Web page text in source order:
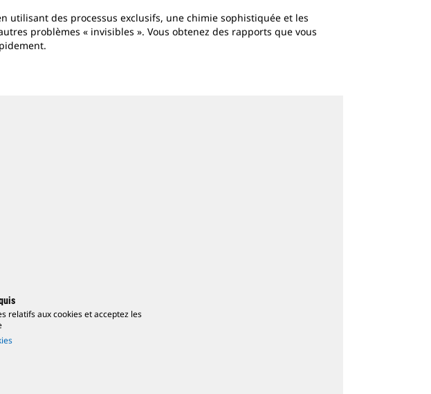
utilisant des processus exclusifs, une chimie sophistiquée et les
problèmes « invisibles ». Vous obtenez des rapports que vous
relatifs aux cookies et acceptez les